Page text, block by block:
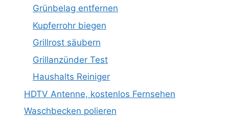
Grünbelag entfernen
Kupferrohr biegen
Grillrost säubern
Grillanzünder Test
Haushalts Reiniger
HDTV Antenne, kostenlos Fernsehen
Waschbecken polieren